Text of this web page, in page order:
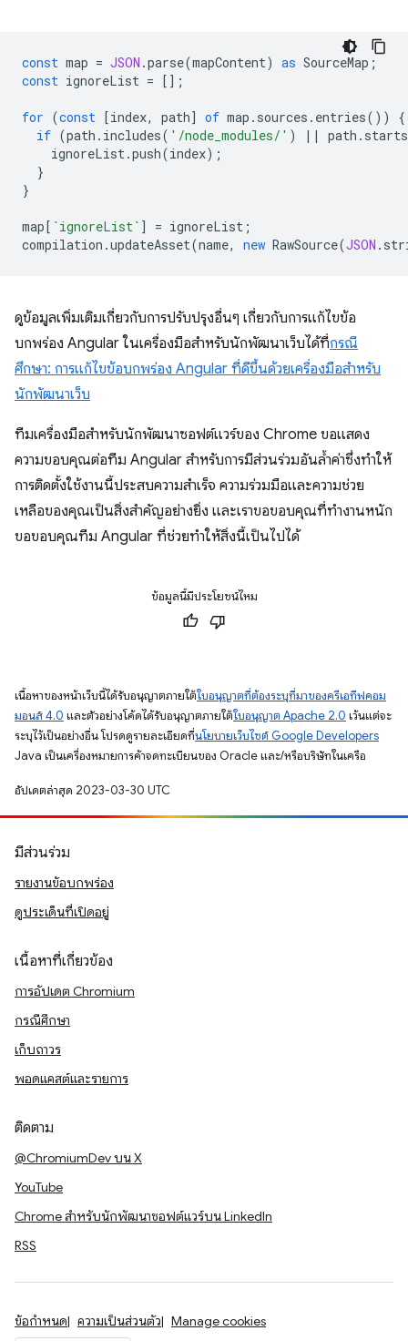
const map = JSON .parse(mapContent) as SourceMap ;
const ignoreList = [];
for (const [index, path] of map . sources . entries())
{
if (path . includes( '/node_modules/' ) || path .
ignoreList .push(index);
}
}
map[ `ignoreList` ] = ignoreList ;
compilation .updateAsset(name, new RawSource(JSON .
ดูข้อมูลเพิ่มเติมเกี่ยวกับการปรับปรุงอื่นๆ เกี่ยวกับการแก้ไขข้อ
บกพร่อง Angular ในเครื่องมือสำหรับนักพัฒนาเว็บได้ที่กรณี
ศึกษา: การแก้ไขข้อบกพร่อง Angular ที่ดีขึ้นด้วยเครื่องมือสำหรับ
นักพัฒนาเว็บ
ทีมเครื่องมือสำหรับนักพัฒนาซอฟต์แวร์ของ Chrome ขอแสดง
ความขอบคุณต่อทีม Angular สำหรับการมีส่วนร่วมอันล้ำค่าซึ่งทำให้
การติดตั้งใช้งานนี้ประสบความสำเร็จ ความร่วมมือและความช่วย
เหลือของคุณเป็นสิ่งสําคัญอย่างยิ่ง และเราขอขอบคุณที่ทํางานหนัก
ขอขอบคุณทีม Angular ที่ช่วยทำให้สิ่งนี้เป็นไปได้
ข้อมูลนี้มีประโยชน์ไหม
เนื้อหาของหน้าเว็บนี้ได้รับอนุญาตภายใต้ใบอนุญาตที่ต้องระบุที่มาของครีเอทีฟคอม
มอนส์ 4.0 และตัวอย่างโค้ดได้รับอนุญาตภายใต้ใบอนุญาต Apache 2.0 เว้นแต่จะ
ระบุไว้เป็นอย่างอื่น โปรดดูรายละเอียดที่นโยบายเว็บไซต์ Google Developers
Java เป็นเครื่องหมายการค้าจดทะเบียนของ Oracle และ/หรือบริษัทในเครือ
อัปเดตล่าสุด 2023-03-30 UTC
มีส่วนร่วม
รายงานข้อบกพร่อง
ดูประเด็นที่เปิดอยู่
เนื้อหาที่เกี่ยวข้อง
การอัปเดต Chromium
กรณีศึกษา
เก็บถาวร
พอดแคสต์และรายการ
ติดตาม
@ChromiumDev บน X
YouTube
Chrome สำหรับนักพัฒนาซอฟต์แวร์บน LinkedIn
RSS
ข้อกำหนด ความเป็นส่วนตัว Manage cookies